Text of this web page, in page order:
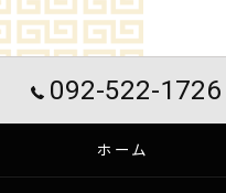
092-522-1726
ホーム